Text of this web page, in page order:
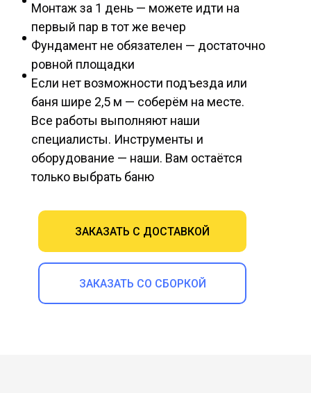
ЗАКАЗАТЬ СО СБОРКОЙ
ЗАКАЗАТЬ С ДОСТАВКОЙ
Монтаж за 1 день — можете идти на
первый пар в тот же вечер
Фундамент не обязателен — достаточно
ровной площадки
Если нет возможности подъезда или
баня шире 2,5 м — соберём на месте.
Все работы выполняют наши
специалисты. Инструменты и
оборудование — наши. Вам остаётся
только выбрать баню